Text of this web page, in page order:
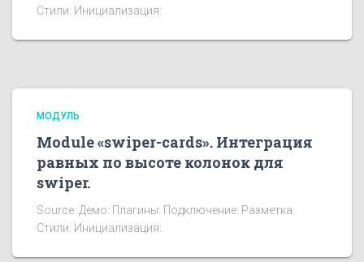
Стили: Инициализация:
МОДУЛЬ
Module «swiper-cards». Интеграция
равных по высоте колонок для
swiper.
Source: Демо: Плагины: Подключение: Разметка:
Стили: Инициализация: